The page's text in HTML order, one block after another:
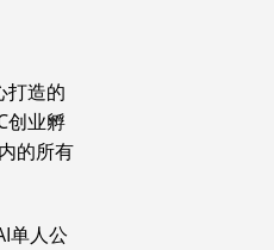
打造的
创业孵
的所有
单人公